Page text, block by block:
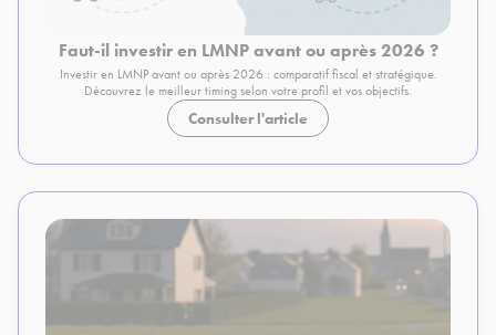
Faut-il investir en LMNP avant ou après 2026 ?
Investir en LMNP avant ou après 2026 : comparatif fiscal et stratégique.
Découvrez le meilleur timing selon votre profil et vos objectifs.
Consulter l'article